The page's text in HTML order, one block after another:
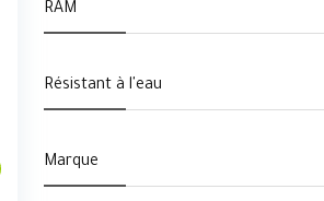
RAM
Résistant à l'eau
Marque